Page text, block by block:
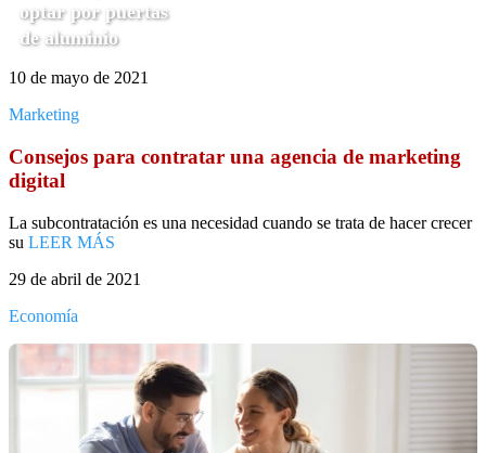
optar por puertas
de aluminio
10 de mayo de 2021
Marketing
Consejos para contratar una agencia de marketing
digital
La subcontratación es una necesidad cuando se trata de hacer crecer
su LEER MÁS
29 de abril de 2021
Economía